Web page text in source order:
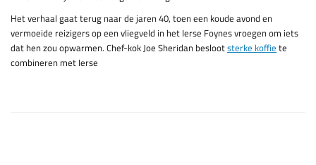
Het verhaal gaat terug naar de jaren 40, toen een koude avond en
vermoeide reizigers op een vliegveld in het Ierse Foynes vroegen om iets
dat hen zou opwarmen. Chef-kok Joe Sheridan beslootsterke koffie te
combineren met Ierse